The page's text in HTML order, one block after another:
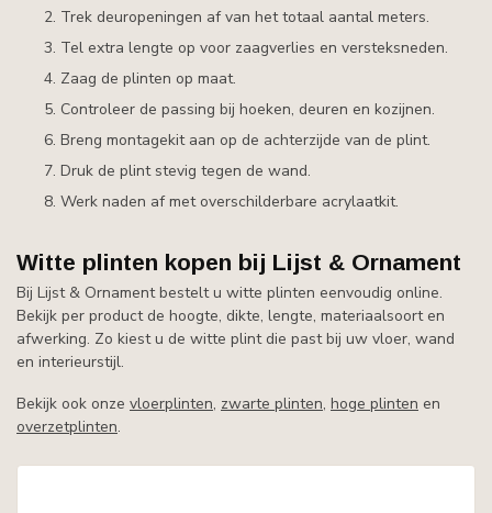
Trek deuropeningen af van het totaal aantal meters.
Tel extra lengte op voor zaagverlies en versteksneden.
Zaag de plinten op maat.
Controleer de passing bij hoeken, deuren en kozijnen.
Breng montagekit aan op de achterzijde van de plint.
Druk de plint stevig tegen de wand.
Werk naden af met overschilderbare acrylaatkit.
Witte plinten kopen bij Lijst & Ornament
Bij Lijst & Ornament bestelt u witte plinten eenvoudig online.
Bekijk per product de hoogte, dikte, lengte, materiaalsoort en
afwerking. Zo kiest u de witte plint die past bij uw vloer, wand
en interieurstijl.
Bekijk ook onze vloerplinten, zwarte plinten, hoge plinten en
overzetplinten.